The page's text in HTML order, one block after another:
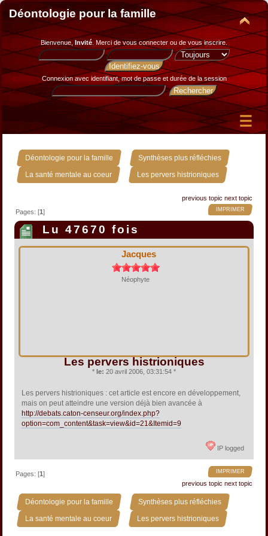
Déontologie pour la famille
Bienvenue, Invité. Merci devous connecter ou de vous inscrire.
Connexion avec identifiant, mot de passe et durée de la session
Déontologie pour la famille » Synthèses plus réfléchies »
La santé mentale au coeur » Les pervers histrioniques
previous topic next topic
IMPRIMER
Pages: [1]
Lu 47670 fois
Jacques
Néophyte
Les pervers histrioniques
* le: 20 avril 2006, 03:31:54 *
Les pervers histrioniques : cet article est encore en développement,
mais on peut atteindre une version déjà bien avancée à
http://debats.caton-censeur.org/index.php?
option=com_content&task=view&id=21&Itemid=9
IP logged
IMPRIMER
Pages: [1]
previous topic next topic
Déontologie pour la famille » Synthèses plus réfléchies »
La santé mentale au coeur » Les pervers histrioniques